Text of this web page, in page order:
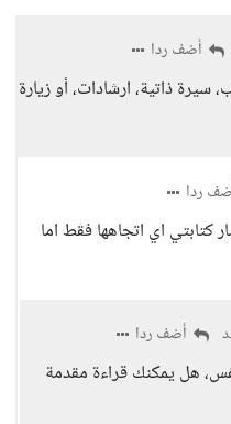
أضف ردا
ذاتية، ارشادات، أو زيارة
ردا
كتابتي اي اتجاهها فقط اما
أضف ردا
هل يمكنك قراءة مقدمة